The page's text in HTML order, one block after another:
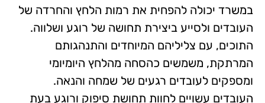
במשרד יכולה להפחית את רמות הלחץ והחרדה של
העובדים ולסייע ביצירת תחושה של רוגע ושלווה.
התוכים, עם צליליהם המיוחדים והתנהגותם
המרתקת, משמשים כהסחה מהלחץ היומיומי
ומספקים לעובדים רגעים של שמחה והנאה.
העובדים עשויים לחוות תחושת סיפוק ורוגע בעת